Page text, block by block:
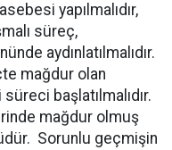
yapılmalıdır,
süreç,
aydınlatılmalıdır.
mağdur olan
başlatılmalıdır.
mağdur olmuş
Sorunlu geçmişin